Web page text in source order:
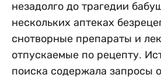
незадолго до трагедии
нескольких аптеках
снотворные препараты и
отпускаемые по рецепту.
поиска содержала запросы